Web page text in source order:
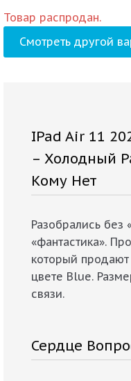
Товар распродан.
Смотреть другой
IPad Air 11
– Холодный
Кому Нет
Разобрались без
«фантастика».
который
цвете Blue.
связи.
Сердце